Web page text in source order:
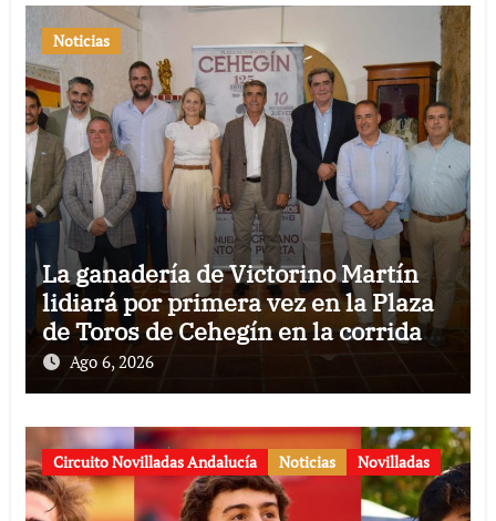
Noticias
La ganadería de Victorino Martín
lidiará por primera vez en la Plaza
de Toros de Cehegín en la corrida
conmemorativa de su 125
aniversario
Ago 6, 2026
Circuito Novilladas Andalucía Noticias Novilladas